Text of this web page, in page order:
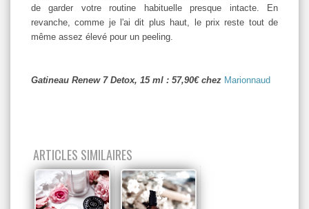
de garder votre routine habituelle presque intacte. En
revanche, comme je l'ai dit plus haut, le prix reste tout de
même assez élevé pour un peeling.
Gatineau Renew 7 Detox, 15 ml : 57,90€ chez Marionnaud
ARTICLES SIMILAIRES